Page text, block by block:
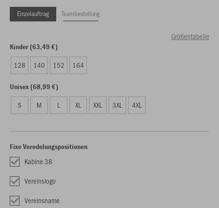
Einzelauftrag Teambestellung
Größentabelle
Kinder (63,49 €)
128 140 152 164
Unisex (68,99 €)
S M L XL XXL 3XL 4XL
Fixe Veredelungspositionen
Kabine 38
Vereinslogo
Vereinsname